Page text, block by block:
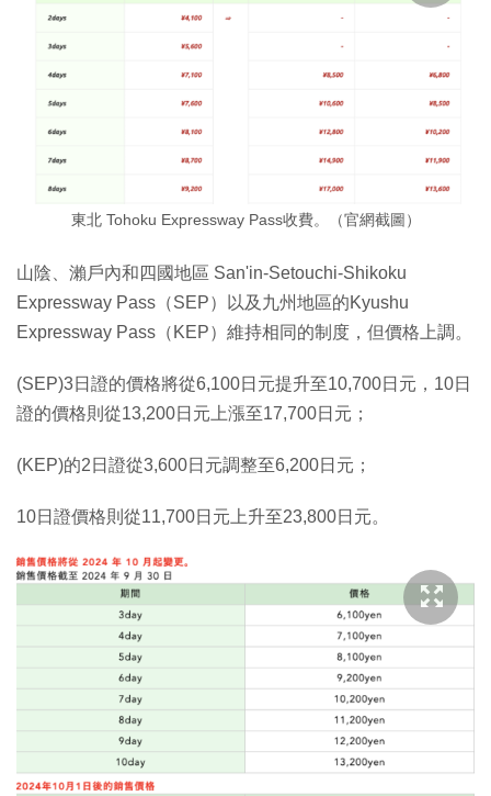
東北 Tohoku Expressway Pass收費。（官網截圖）
山陰、瀨戶內和四國地區 San'in-Setouchi-Shikoku
Expressway Pass（SEP）以及九州地區的Kyushu
Expressway Pass（KEP）維持相同的制度，但價格上調。
(SEP)3日證的價格將從6,100日元提升至10,700日元，10日
證的價格則從13,200日元上漲至17,700日元；
(KEP)的2日證從3,600日元調整至6,200日元；
10日證價格則從11,700日元上升至23,800日元。